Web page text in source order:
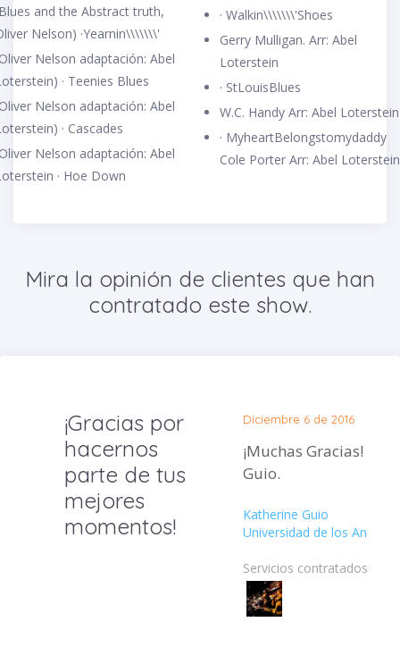
and the Abstract truth,
Nelson) ·Yearnin\\\\\\\'
Nelson adaptación: Abel
· Teenies Blues
Nelson adaptación: Abel
· Cascades
Nelson adaptación: Abel
· Hoe Down
· Walkin\\\\\\\'Shoes
Gerry Mulligan. Arr: Abel
Loterstein
· StLouisBlues
W.C. Handy Arr: Abel Loterstein
· MyheartBelongstomydaddy
Cole Porter Arr: Abel Loterstein
Mira la opinión de clientes que han
contratado este show.
¡Gracias por
hacernos
parte de tus
mejores
momentos!
Diciembre 6 de 2016
¡Muchas Gracias! Katherine
Guio.
Katherine Guio
Universidad de los Andes
Servicios contratados: